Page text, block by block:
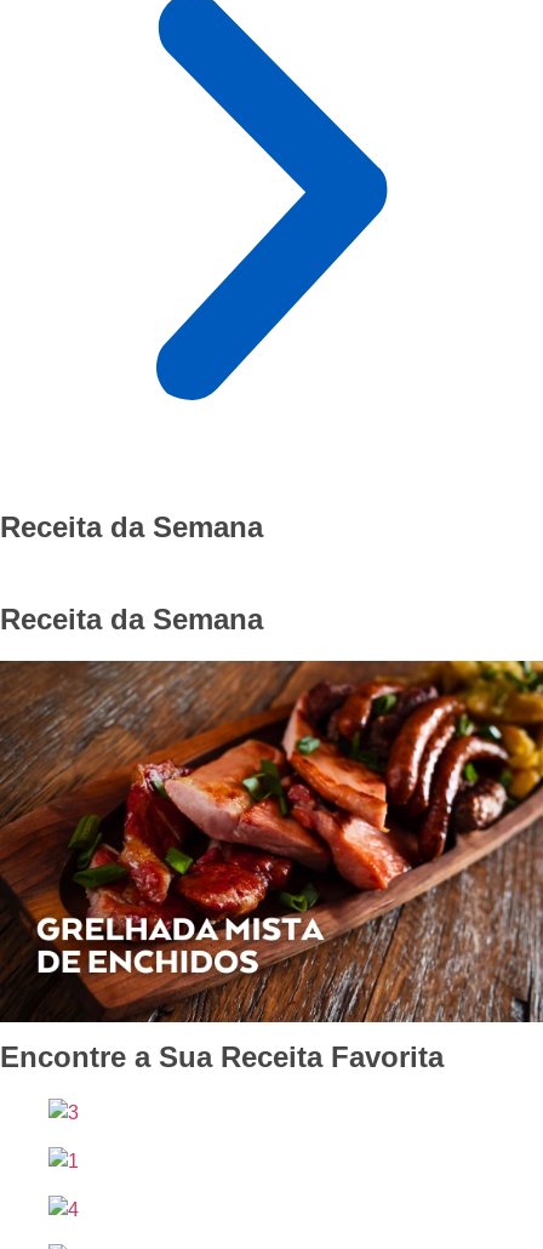
Receita da Semana
Receita da Semana
Encontre a Sua Receita Favorita